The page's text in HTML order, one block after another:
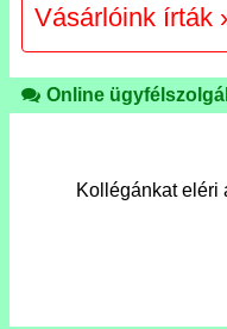
Vásárlóink írták
Online
Kollégánkat eléri